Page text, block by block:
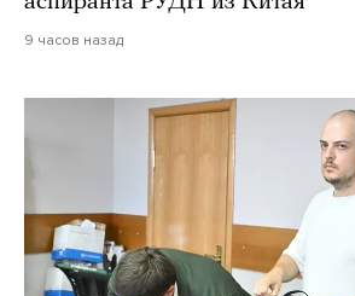
9 часов назад